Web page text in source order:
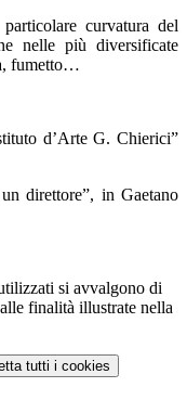
curvatura del
nelle più diversificate
fumetto…
d’Arte G. Chierici”
direttore”, in Gaetano
si avvalgono di
finalità illustrate nella
tutti i cookies